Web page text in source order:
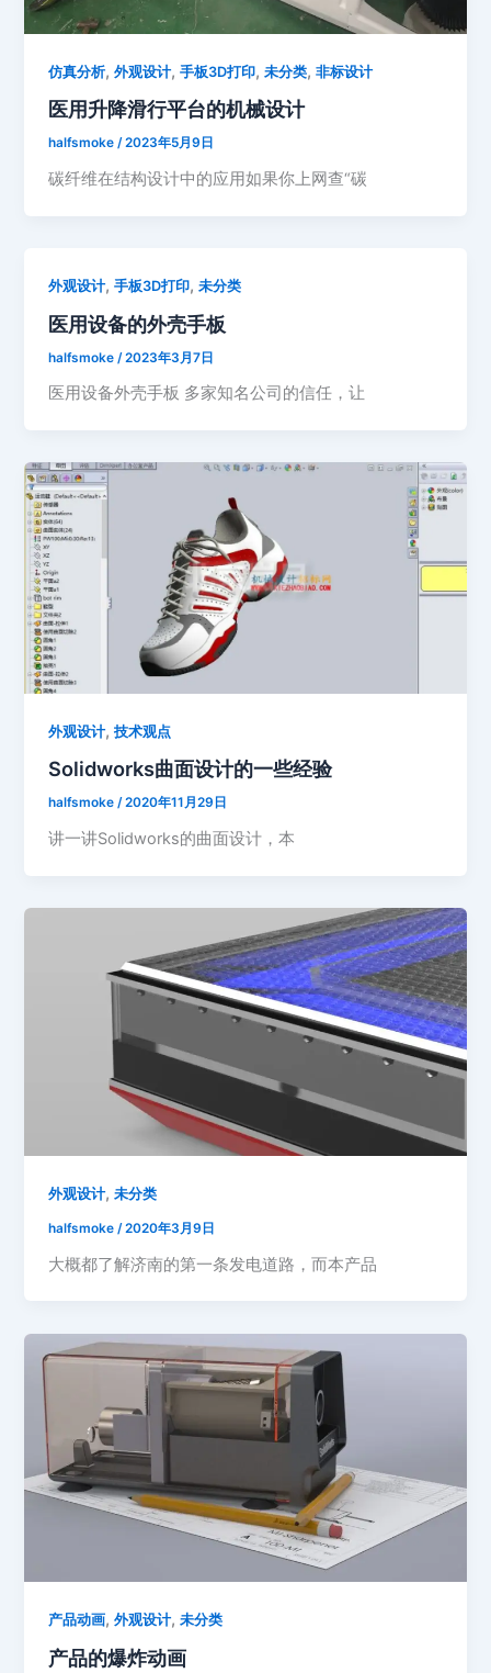
仿真分析,外观设计,手板3D打印,未分类,非标设计
医用升降滑行平台的机械设计
halfsmoke/2023年5月9日
碳纤维在结构设计中的应用如果你上网查“碳
外观设计,手板3D打印,未分类
医用设备的外壳手板
halfsmoke /2023年3月7日
医用设备外壳手板 多家知名公司的信任，让
外观设计,技术观点
Solidworks曲面设计的一些经验
halfsmoke/2020年11月29日
讲一讲Solidworks的曲面设计，本
外观设计,未分类
halfsmoke /2020年3月9日
大概都了解济南的第一条发电道路，而本产品
产品动画,外观设计,未分类
产品的爆炸动画